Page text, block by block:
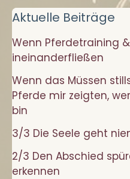
meine
Pferde
mir
zeigten,
wer
ich
ohne
meine
bin
Aktuelle Beiträge
Wenn Pferdetraining
ineinanderfließen
Wenn das Müssen
Pferde mir zeigten,
bin
3/3 Die Seele geht
2/3 Den Abschied
erkennen